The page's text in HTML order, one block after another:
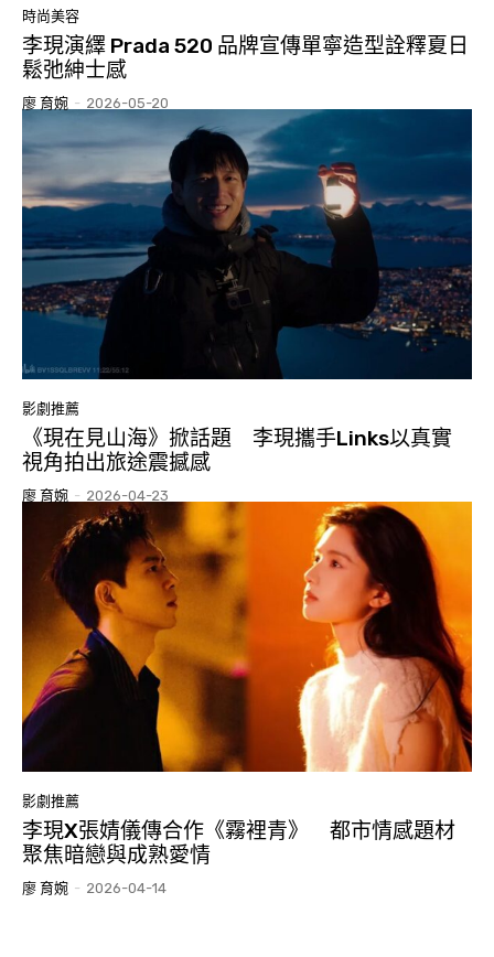
時尚美容
李現演繹 Prada 520 品牌宣傳單寧造型詮釋夏日
鬆弛紳士感
廖 育婉 - 2026-05-20
影劇推薦
《現在見山海》掀話題 李現攜手Links以真實
視角拍出旅途震撼感
廖 育婉 - 2026-04-23
影劇推薦
李現X張婧儀傳合作《霧裡青》 都市情感題材
聚焦暗戀與成熟愛情
廖 育婉 - 2026-04-14